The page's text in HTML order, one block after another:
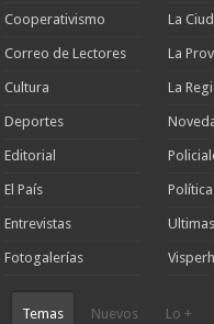
Cooperativismo
Correo de Lectores
Cultura
Deportes
Editorial
El País
Entrevistas
Fotogalerías
La
La
La
Política
Temas Nuevos Lo +